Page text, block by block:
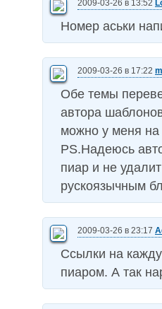
2009-03-26 в 13:52
Номер аськи
2009-03-26 в 17:22
Обе темы
автора
можно у меня на
PS.Надеюсь
пиар и не
рускоязычным
2009-03-26 в 23:17
Ссылки на
пиаром. А так